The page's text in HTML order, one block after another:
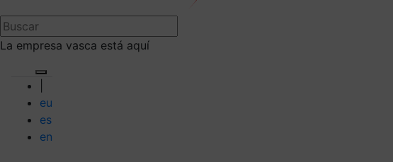
La empresa vasca está aquí
eu
es
en